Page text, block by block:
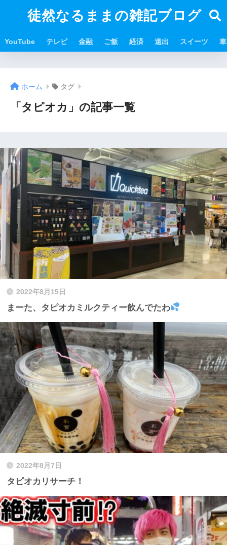
徒然なるままの雑記ブログ
YouTube テレビ 金融 ご飯 経済 遠出 スイーツ 車
ホーム タグ
「タピオカ」の記事一覧
2022年8月15日
まーた、タピオカミルクティー飲んでたわ
2022年8月7日
タピオカリサーチ！